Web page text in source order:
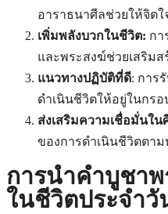
อาราธนาศีลช่วยให้จิตใ
เพิ่มพลังบวกในชีวิต: กา
และพระสงฆ์ช่วยเสริม
แนวทางปฏิบัติที่ดี: การ
ดำเนินชีวิตให้อยู่ในกรอ
ส่งเสริมความเชื่อมั่นใน
ของการดำเนินชีวิตตา
การนำคําบูชา
ในชีวิตประจำวั